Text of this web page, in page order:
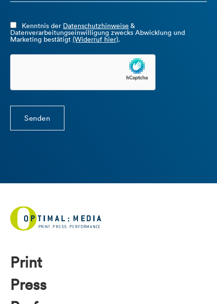
Kenntnis der Datenschutzhinweise &
Datenverarbeitungseinwilligung zwecks Abwicklung und
Marketing bestätigt (Widerruf hier).
Print
Press